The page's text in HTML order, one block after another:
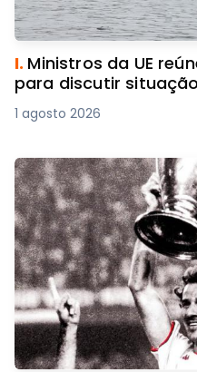
I. Ministros da UE
para discutir
1 agosto 2026